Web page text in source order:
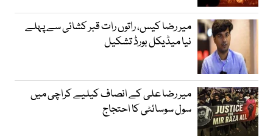
میر رضا کیس، راتوں رات قبر کشائی سے پہلے
نیا میڈیکل بورڈ تشکیل
میر رضا علی کے انصاف کیلیے کراچی میں
سول سوسائٹی کا احتجاج